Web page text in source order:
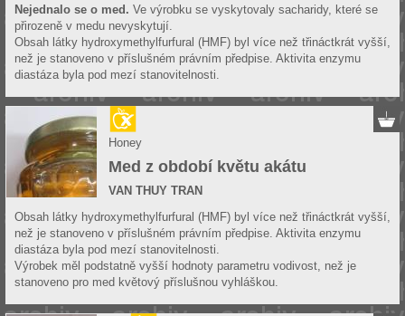
Nejednalo se o med. Ve výrobku se vyskytovaly sacharidy, které se
přirozeně v medu nevyskytují.
Obsah látky hydroxymethylfurfural (HMF) byl více než třináctkrát vyšší,
než je stanoveno v příslušném právním předpise. Aktivita enzymu
diastáza byla pod mezí stanovitelnosti.
Honey
Med z období květu akátu
VAN THUY TRAN
Obsah látky hydroxymethylfurfural (HMF) byl více než třináctkrát vyšší,
než je stanoveno v příslušném právním předpise. Aktivita enzymu
diastáza byla pod mezí stanovitelnosti.
Výrobek měl podstatně vyšší hodnoty parametru vodivost, než je
stanoveno pro med květový příslušnou vyhláškou.